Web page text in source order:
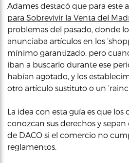
Adames destacó que para este
para Sobrevivir la Venta del
problemas del pasado, donde
anunciaba artículos en los
mínimo garantizado, pero
iban a buscarlo durante ese
habían agotado, y los
otro artículo sustituto o un
La idea con esta guía es que los
conozcan sus derechos y
de DACO si el comercio no
reglamentos.